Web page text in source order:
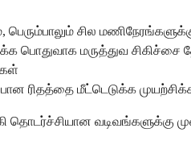
சில
பொதுவாக மருத்துவ சிகிச்சை
ரிதத்தை மீட்டெடுக்க
தொடர்ச்சியான